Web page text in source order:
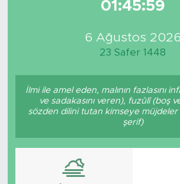
01:45:59
6 Ağustos 2026
23 Safer 1448
İlmi ile amel eden, malının fazlasını
ve sadakasını veren), fuzûlî (boş
sözden dilini tutan kimseye müjdeler
şerif)